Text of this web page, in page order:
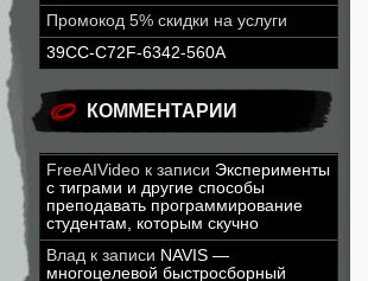
Промокод 5% скидки на услуги
39CC-C72F-6342-560A
КОММЕНТАРИИ
FreeAIVideo к записи Эксперименты
с тиграми и другие способы
преподавать программирование
студентам, которым скучно
Влад к записи NAVIS —
многоцелевой быстросборный